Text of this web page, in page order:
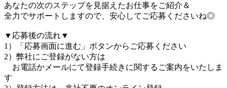
あなたの次のステップを見据えたお仕事をご紹介＆
全力でサポートしますので、安心してご応募くださいね◎
▼応募後の流れ▼
1）「応募画面に進む」ボタンからご応募ください
2）弊社にご登録がない方は
お電話かメールにて登録手続きに関するご案内をいたしま
す